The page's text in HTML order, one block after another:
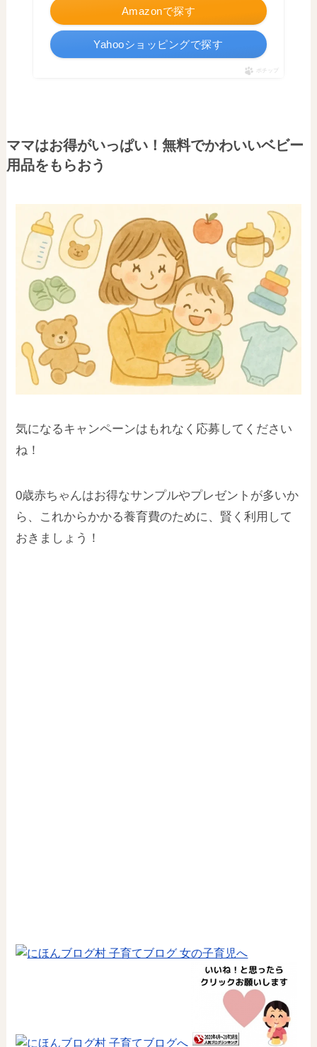
Amazonで探す
Yahooショッピングで探す
ポチップ
ママはお得がいっぱい！無料でかわいいベビー
用品をもらおう
気になるキャンペーンはもれなく応募してください
ね！
0歳赤ちゃんはお得なサンプルやプレゼントが多いか
ら、これからかかる養育費のために、賢く利用して
おきましょう！